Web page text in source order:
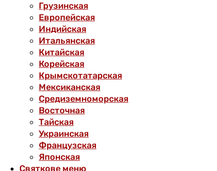
Грузинская
Европейская
Индийская
Итальянская
Китайская
Корейская
Крымскотатарская
Мексиканская
Средиземноморская
Восточная
Тайская
Украинская
Французская
Японская
Святкове меню